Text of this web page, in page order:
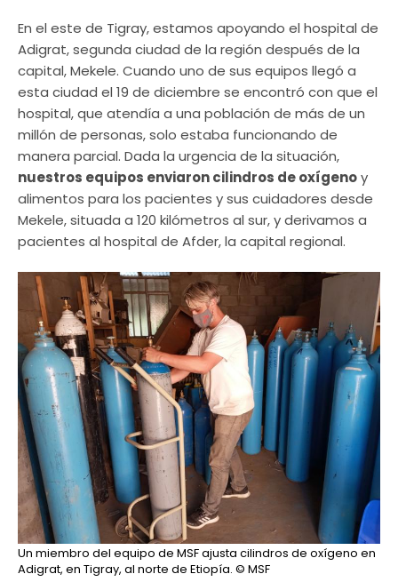
En el este de Tigray, estamos apoyando el hospital de
Adigrat, segunda ciudad de la región después de la
capital, Mekele. Cuando uno de sus equipos llegó a
esta ciudad el 19 de diciembre se encontró con que el
hospital, que atendía a una población de más de un
millón de personas, solo estaba funcionando de
manera parcial. Dada la urgencia de la situación,
nuestros equipos enviaron cilindros de oxígenoy
alimentos para los pacientes y sus cuidadores desde
Mekele, situada a 120 kilómetros al sur, y derivamos a
pacientes al hospital de Afder, la capital regional.
Un miembro del equipo de MSF ajusta cilindros de oxígeno en
Adigrat, en Tigray, al norte de Etiopía. © MSF